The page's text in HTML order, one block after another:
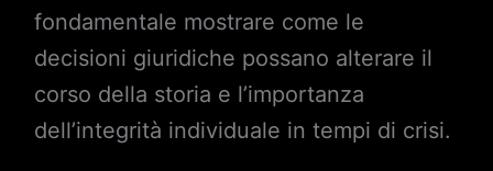
fondamentale mostrare come le
decisioni giuridiche possano alterare il
corso della storia e l’importanza
dell’integrità individuale in tempi di crisi.